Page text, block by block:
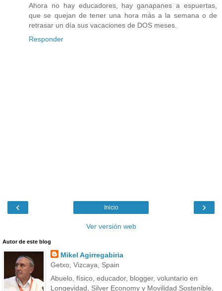
Ahora no hay educadores, hay ganapanes a espuertas,
que se quejan de tener una hora más a la semana o de
retrasar un día sus vacaciones de DOS meses.
Responder
‹ ›
Inicio
Ver versión web
Autor de este blog
Mikel Agirregabiria
Getxo, Vizcaya, Spain
Abuelo, físico, educador, blogger, voluntario en
Longevidad, Silver Economy y Movilidad Sostenible,